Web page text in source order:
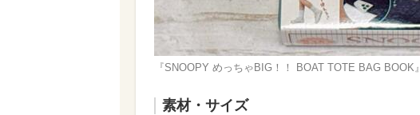
『SNOOPY めっちゃBIG！！ BOAT TOTE BAG BOOK』
素材・サイズ